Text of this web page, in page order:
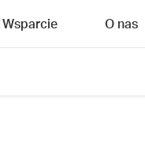
Wsparcie O nas